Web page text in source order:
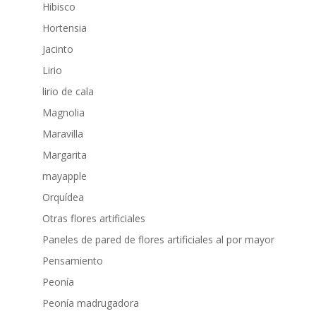
Hibisco
Hortensia
Jacinto
Lirio
lirio de cala
Magnolia
Maravilla
Margarita
mayapple
Orquídea
Otras flores artificiales
Paneles de pared de flores artificiales al por mayor
Pensamiento
Peonía
Peonía madrugadora